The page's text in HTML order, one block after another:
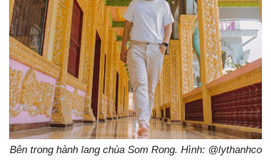
Bên trong hành lang chùa Som Rong. Hình: @lythanhco